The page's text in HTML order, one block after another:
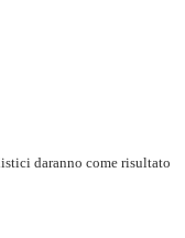
daranno come risultato